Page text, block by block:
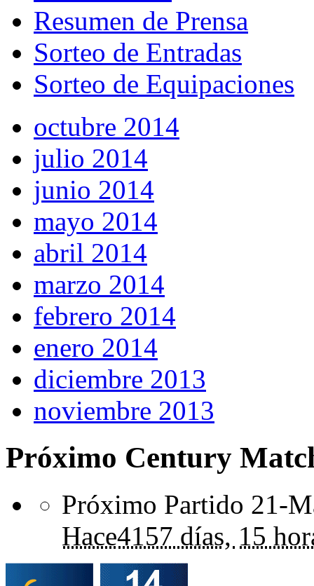
Resumen de Prensa
Sorteo de Entradas
Sorteo de Equipaciones
octubre 2014
julio 2014
junio 2014
mayo 2014
abril 2014
marzo 2014
febrero 2014
enero 2014
diciembre 2013
noviembre 2013
Próximo Century
Próximo Partido 21-
Hace4157 días, 15